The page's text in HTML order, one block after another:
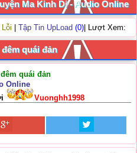
Ma Kinh Dị - Audio Online
Lỗi Tập Tin UpLoad (0) | Lượt Xem:
quái đản
quái đản
Online
Vuonghh1998